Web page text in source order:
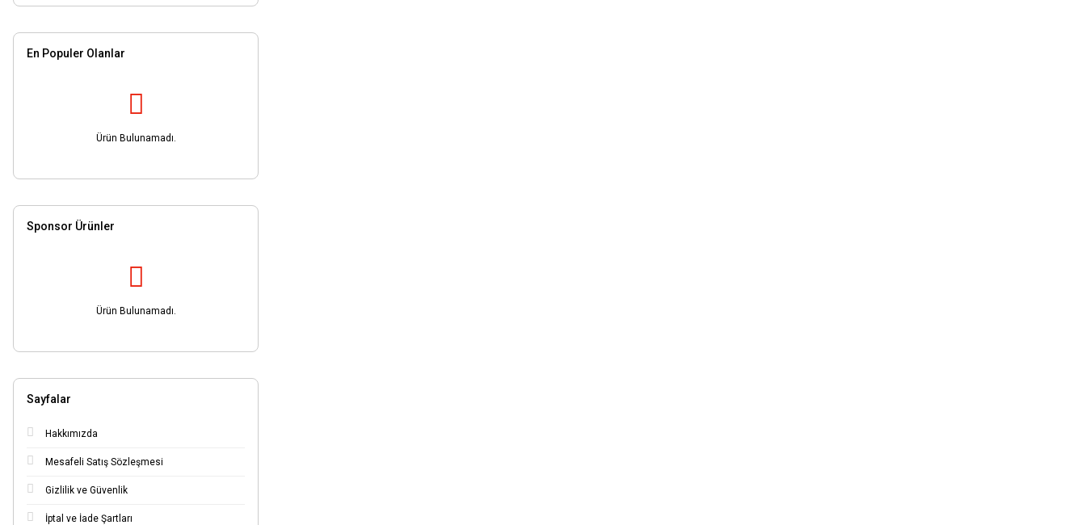
En Populer Olanlar
Ürün Bulunamadı.
Sponsor Ürünler
Ürün Bulunamadı.
Sayfalar
Hakkımızda
Mesafeli Satış Sözleşmesi
Gizlilik ve Güvenlik
İptal ve İade Şartları